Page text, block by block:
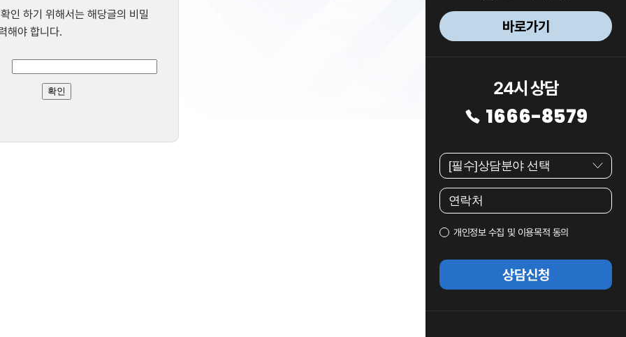
바로가기
24시 상담
1666-8579
개인정보 수집 및 이용목적 동의
상담신청
인 하기 위해서는 해당글의 비밀
해야 합니다.